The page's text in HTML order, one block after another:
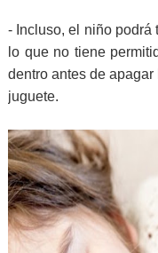
- Incluso, el niño podrá
lo que no tiene
dentro antes de
juguete.